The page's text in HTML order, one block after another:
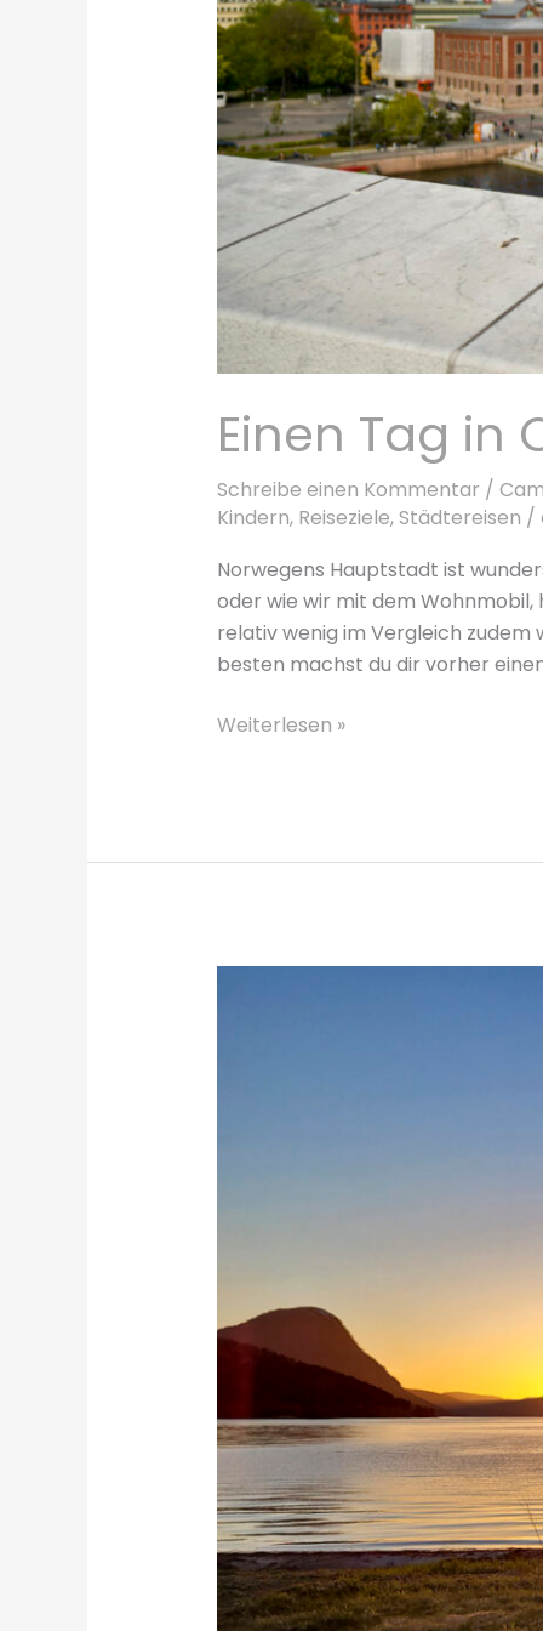
Einen Tag in
Schreibe einen Kommentar /
Kindern, Reiseziele,Städtereisen /
Norwegens Hauptstadt ist
oder wie wir mit dem Wohnmobil,
relativ wenig im Vergleich zudem
besten machst du dir vorher
Einen
Weiterlesen »